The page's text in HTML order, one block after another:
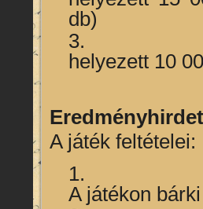
db)
helyezett 10
A játék feltételei:
A játékon